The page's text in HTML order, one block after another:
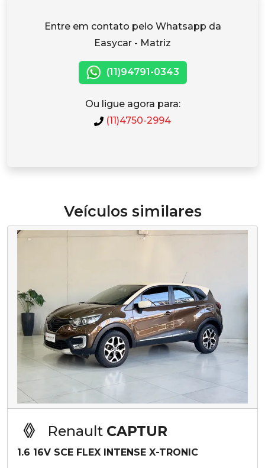
Entre em contato pelo Whatsapp da
Easycar - Matriz
(11)94791-0343
Ou ligue agora para:
(11)4750-2994
Veículos similares
Renault CAPTUR
1.6 16V SCE FLEX INTENSE X-TRONIC